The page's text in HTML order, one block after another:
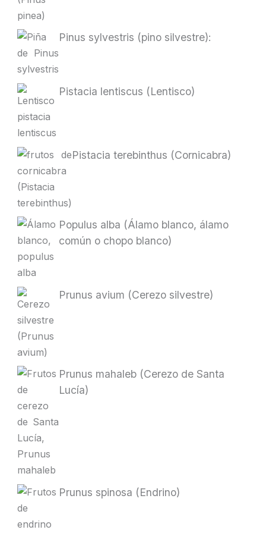
Pinus sylvestris (pino silvestre):
Pistacia lentiscus (Lentisco)
Pistacia terebinthus (Cornicabra)
Populus alba (Álamo blanco, álamo
común o chopo blanco)
Prunus avium (Cerezo silvestre)
Prunus mahaleb (Cerezo de Santa
Lucía)
Prunus spinosa (Endrino)